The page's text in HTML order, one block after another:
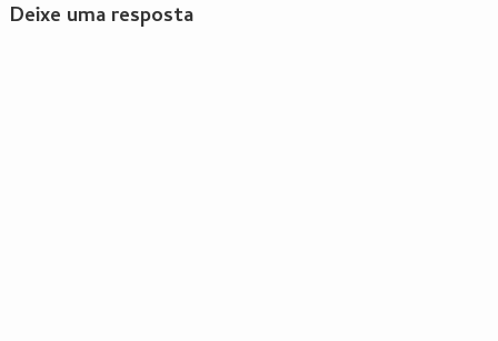
Deixe uma resposta